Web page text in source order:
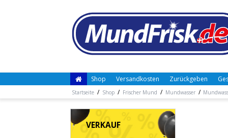
Shop Versandkosten Zurückgeben
Startseite / Shop / Frischer Mund / Mundwasser /
VERKAUF